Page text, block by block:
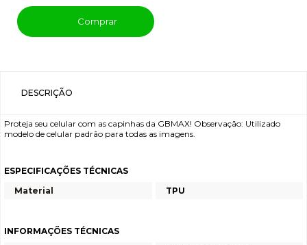
Comprar
DESCRIÇÃO
Proteja seu celular com as capinhas da GBMAX! Observação: Utilizado
modelo de celular padrão para todas as imagens.
ESPECIFICAÇÕES TÉCNICAS
Material
TPU
INFORMAÇÕES TÉCNICAS